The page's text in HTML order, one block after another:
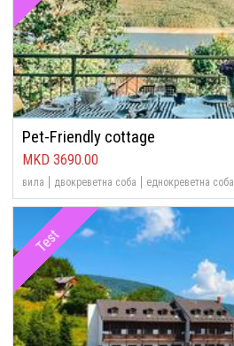
Pet-Friendly cottage
3690.00
вила двокреветна соба еднокреветна соба
Test